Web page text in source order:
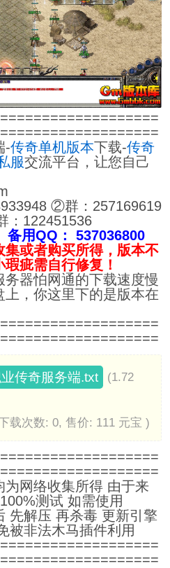
-传奇单机版本下载-传奇
服交流平台，让您自己
②群：257169619
122451536
用QQ： 537036800
或者购买所得，版本不
疵需自行修复！
怕网通的下载速度慢
上，你这里下的是版本在
传奇服务端.txt
(1.72
载次数: 0, 售价: 111 元宝 )
为网络收集所得 由于来
测试 如需使用
先解压 再杀毒 更新引擎
被非法木马插件利用